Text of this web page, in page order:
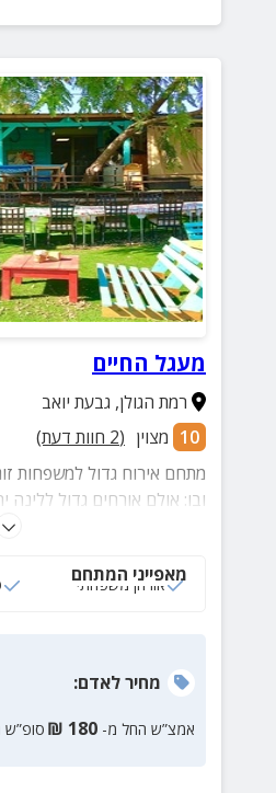
מעגל החיים
רמת הגולן, גבעת יואב
10 מצוין (
2 חוות דעת)
ובו: אולם אורחים גדול ללינה
מכונת אספרסו וחדרי רחצה.
במקום סדנאות יצירה לילדים
מאפייני המתחם
אורחן משפחתי
מחירלאדם:
אמצ”ש החל מ- 180
₪